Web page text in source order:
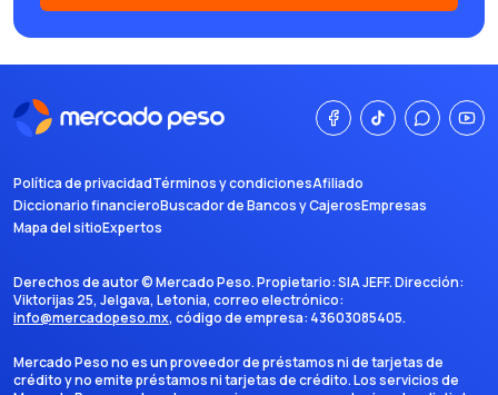
Política de privacidadTérminos y condicionesAfiliado
Diccionario financieroBuscador de Bancos y CajerosEmpresas
Mapa del sitioExpertos
Derechos de autor ©Mercado Peso. Propietario:SIA JEFF. Dirección:
Viktorijas 25, Jelgava, Letonia, correo electrónico:
info@mercadopeso.mx, código de empresa: 43603085405.
Mercado Peso no es un proveedor de préstamos ni de tarjetas de
crédito y no emite préstamos ni tarjetas de crédito. Los servicios de